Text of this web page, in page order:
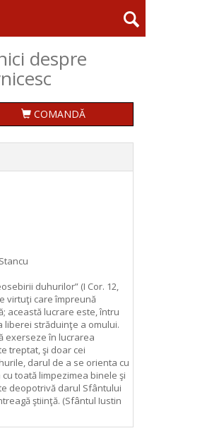
despre
COMANDĂ
duhurilor” (I Cor. 12,
virtuţi care împreună
această lucrare este, întru
liberei străduinţe a omului.
exerseze în lucrarea
treptat, şi doar cei
darul de a se orienta cu
toată limpezimea binele şi
deopotrivă darul Sfântului
ştiinţă. (Sfântul Iustin